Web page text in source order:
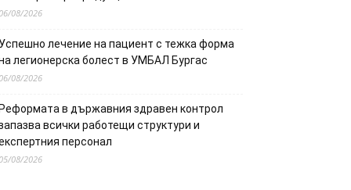
08/2026
лечение на пациент с тежка форма
легионерска болест в УМБАЛ Бургас
08/2026
в държавния здравен контрол
всички работещи структури и
персонал
08/2026